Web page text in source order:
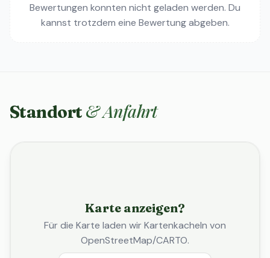
Bewertungen konnten nicht geladen werden. Du
kannst trotzdem eine Bewertung abgeben.
Standort & Anfahrt
Karte anzeigen?
Für die Karte laden wir Kartenkacheln von
OpenStreetMap/CARTO.